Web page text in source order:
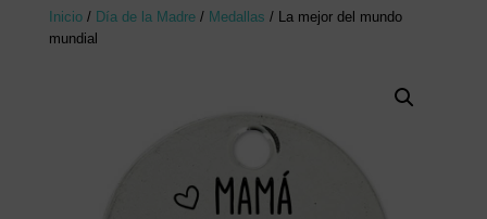
Inicio/ Día de la Madre/ Medallas / La mejor del mundo
mundial